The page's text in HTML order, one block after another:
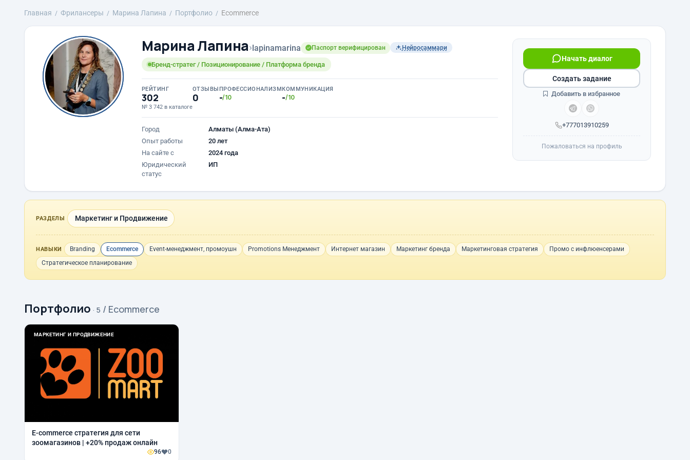
Главная Фрилансеры Марина Лапина Портфолио Ecommerce
Марина Лапина›lapinamarina Паспорт верифицирован Нейросаммари
Бренд-стратег / Позиционирование / Платформа бренда
РЕЙТИНГ
302
№ 3 742 в каталоге
ОТЗЫВЫ
0
ПРОФЕССИОНАЛИЗМ
-/10
КОММУНИКАЦИЯ
-/10
Город
Алматы (Алма-Ата)
Опыт работы
20 лет
На сайте с
2024 года
Юридический
статус
ИП
+777013910259
Начать диалог
Создать задание
Добавить в избранное
Пожаловаться на профиль
РАЗДЕЛЫ Маркетинг и Продвижение
НАВЫКИ Branding Ecommerce Event-менеджмент, промоушн Promotions Менеджмент Интернет магазин Маркетинг бренда Маркетинговая стратегия
Промо с инфлюенсерами
Стратегическое планирование
Портфолио · 5 / Ecommerce
МАРКЕТИНГ И ПРОДВИЖЕНИЕ
E-commerce стратегия для сети
зоомагазинов | +20% продаж онлайн
96 0